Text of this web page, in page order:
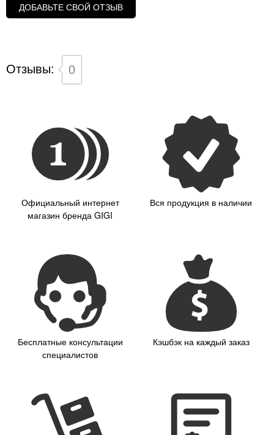
ДОБАВЬТЕ СВОЙ ОТЗЫВ
Отзывы: 0
Официальный интернет
магазин бренда GIGI
Вся продукция в наличии
Бесплатные консультации
специалистов
Кэшбэк на каждый заказ